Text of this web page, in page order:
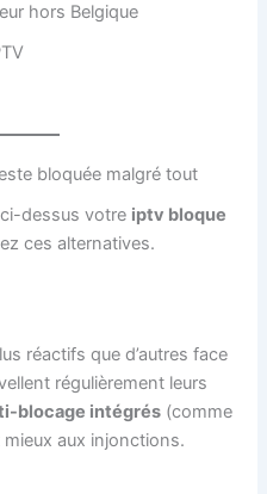
hors Belgique
bloquée malgré tout
dessus votre iptv bloque
ces alternatives.
réactifs que d’autres face
régulièrement leurs
blocage intégrés (comme
aux injonctions.